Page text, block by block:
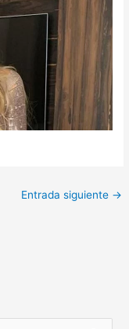
Entrada siguiente →